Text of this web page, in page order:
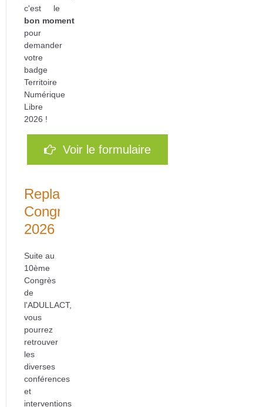
c'est le
bon moment
pour
demander
votre
badge
Territoire
Numérique
Libre
2026 !
Voir le formulaire
Replays
Congrès
2026
Suite au
10ème
Congrès
de
l'ADULLACT,
vous
pourrez
retrouver
les
diverses
conférences
et
interventions